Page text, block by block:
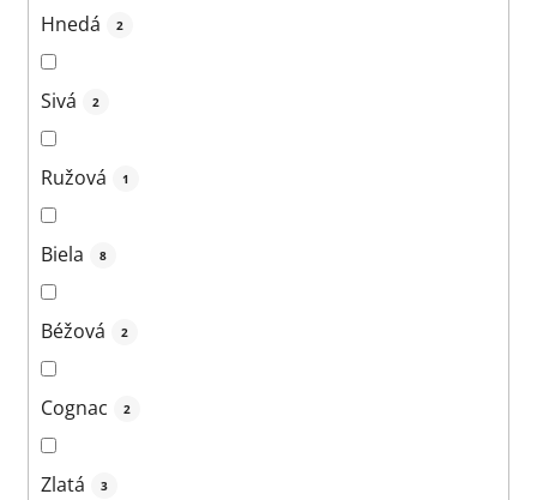
Hnedá 2
Sivá 2
Ružová 1
Biela 8
Béžová 2
Cognac 2
Zlatá 3